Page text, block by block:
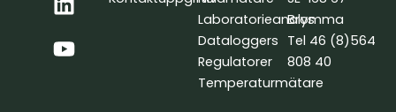
e
b
o
k
e
d
t
u
b
Laboratorieanalys
Dataloggers
Regulatorer
Temperaturmätare
Bromma
Tel 46 (8)564
808 40